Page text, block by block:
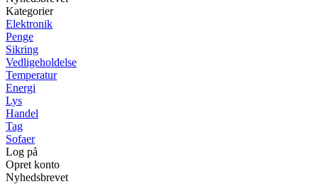
Kategorier
Elektronik
Penge
Sikring
Vedligeholdelse
Temperatur
Energi
Lys
Handel
Tag
Sofaer
Log på
Opret konto
Nyhedsbrevet